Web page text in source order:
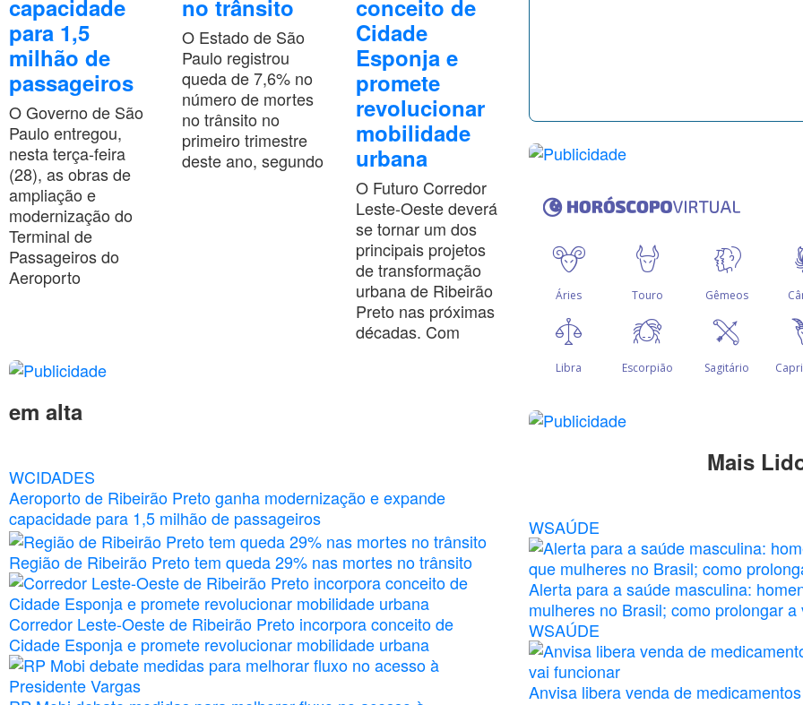
capacidade
para 1,5
milhão de
passageiros
O Governo de São
Paulo entregou,
nesta terça-feira
(28), as obras de
ampliação e
modernização do
Terminal de
Passageiros do
Aeroporto
no trânsito
O Estado de São
Paulo registrou
queda de 7,6% no
número de mortes
no trânsito no
primeiro trimestre
deste ano, segundo
conceito de
Cidade
Esponja e
promete
revolucionar
mobilidade
urbana
O Futuro Corredor
Leste-Oeste deverá
se tornar um dos
principais projetos
de transformação
urbana de Ribeirão
Preto nas próximas
décadas. Com
em alta
WCIDADES
Aeroporto de Ribeirão Preto ganha modernização e expande
capacidade para 1,5 milhão de passageiros
Região de Ribeirão Preto tem queda 29% nas mortes no trânsito
Corredor Leste-Oeste de Ribeirão Preto incorpora conceito de
Cidade Esponja e promete revolucionar mobilidade urbana
Mais
WSAÚDE
Alerta para a saúde masculina:
mulheres no Brasil; como prolongar
WSAÚDE
Anvisa libera venda de